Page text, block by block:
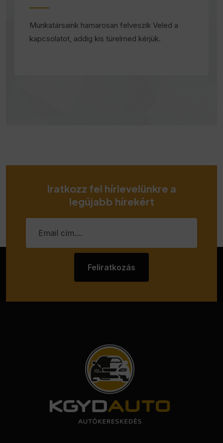
Munkatársaink hamarosan felveszik Veled a
kapcsolatot, addig kis türelmed kérjük.
Iratkozz fel hírlevelünkre a
legújabb hírekért
Feliratkozás